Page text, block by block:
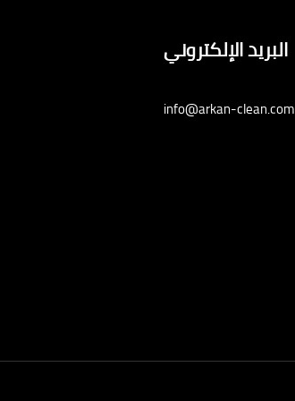
البريد الإلكتروني
info@arkan-clean.com